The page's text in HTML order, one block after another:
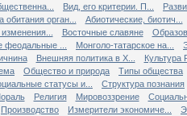
Вид, его критерии. П...
обитания орган...
Абиотические, биотич...
Восточные славяне
... Монголо-татарское на...
Внешняя политика в X...
Культура
Общество и природа
Типы общества
статусы и...
Структура познания
Религия Мировоззрение
Производство Измерители экономиче...